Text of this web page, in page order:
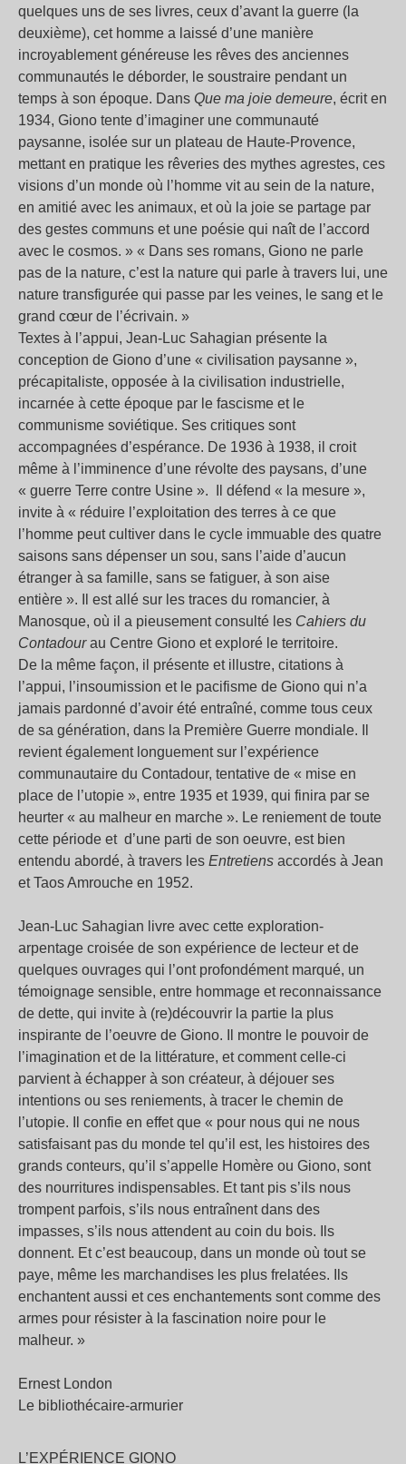
quelques uns de ses livres, ceux d’avant la guerre (la
deuxième), cet homme a laissé d’une manière
incroyablement généreuse les rêves des anciennes
communautés le déborder, le soustraire pendant un
temps à son époque. Dans Que ma joie demeure, écrit en
1934, Giono tente d’imaginer une communauté
paysanne, isolée sur un plateau de Haute-Provence,
mettant en pratique les rêveries des mythes agrestes, ces
visions d’un monde où l’homme vit au sein de la nature,
en amitié avec les animaux, et où la joie se partage par
des gestes communs et une poésie qui naît de l’accord
avec le cosmos. » « Dans ses romans, Giono ne parle
pas de la nature, c’est la nature qui parle à travers lui, une
nature transfigurée qui passe par les veines, le sang et le
grand cœur de l’écrivain. »
Textes à l’appui, Jean-Luc Sahagian présente la
conception de Giono d’une « civilisation paysanne »,
précapitaliste, opposée à la civilisation industrielle,
incarnée à cette époque par le fascisme et le
communisme soviétique. Ses critiques sont
accompagnées d’espérance. De 1936 à 1938, il croit
même à l’imminence d’une révolte des paysans, d’une
« guerre Terre contre Usine ». Il défend « la mesure »,
invite à « réduire l’exploitation des terres à ce que
l’homme peut cultiver dans le cycle immuable des quatre
saisons sans dépenser un sou, sans l’aide d’aucun
étranger à sa famille, sans se fatiguer, à son aise
entière ». Il est allé sur les traces du romancier, à
Manosque, où il a pieusement consulté les Cahiers du
Contadourau Centre Giono et exploré le territoire.
De la même façon, il présente et illustre, citations à
l’appui, l’insoumission et le pacifisme de Giono qui n’a
jamais pardonné d’avoir été entraîné, comme tous ceux
de sa génération, dans la Première Guerre mondiale. Il
revient également longuement sur l’expérience
communautaire du Contadour, tentative de « mise en
place de l’utopie », entre 1935 et 1939, qui finira par se
heurter « au malheur en marche ». Le reniement de toute
cette période et d’une parti de son oeuvre, est bien
entendu abordé, à travers les Entretiens accordés à Jean
et Taos Amrouche en 1952.
Jean-Luc Sahagian livre avec cette exploration-
arpentage croisée de son expérience de lecteur et de
quelques ouvrages qui l’ont profondément marqué, un
témoignage sensible, entre hommage et reconnaissance
de dette, qui invite à (re)découvrir la partie la plus
inspirante de l’oeuvre de Giono. Il montre le pouvoir de
l’imagination et de la littérature, et comment celle-ci
parvient à échapper à son créateur, à déjouer ses
intentions ou ses reniements, à tracer le chemin de
l’utopie. Il confie en effet que « pour nous qui ne nous
satisfaisant pas du monde tel qu’il est, les histoires des
grands conteurs, qu’il s’appelle Homère ou Giono, sont
des nourritures indispensables. Et tant pis s’ils nous
trompent parfois, s’ils nous entraînent dans des
impasses, s’ils nous attendent au coin du bois. Ils
donnent. Et c’est beaucoup, dans un monde où tout se
paye, même les marchandises les plus frelatées. Ils
enchantent aussi et ces enchantements sont comme des
armes pour résister à la fascination noire pour le
malheur. »
Ernest London
Le bibliothécaire-armurier
L’EXPÉRIENCE GIONO